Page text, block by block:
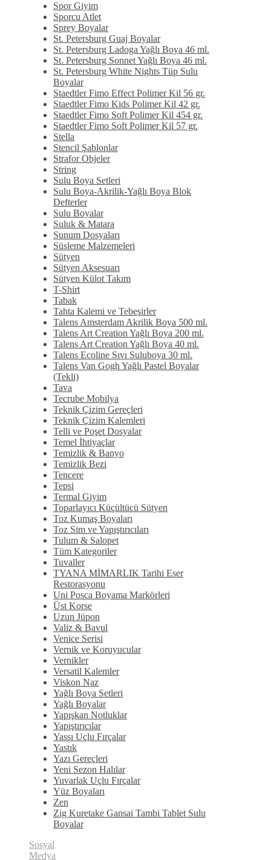
Spor Giyim
Sporcu Atlet
Sprey Boyalar
St. Petersburg Guaj Boyalar
St. Petersburg Ladoga Yağlı Boya 46 ml.
St. Petersburg Sonnet Yağlı Boya 46 ml.
St. Petersburg White Nights Tüp Sulu
Boyalar
Staedtler Fimo Effect Polimer Kil 56 gr.
Staedtler Fimo Kids Polimer Kil 42 gr.
Staedtler Fimo Soft Polimer Kil 454 gr.
Staedtler Fimo Soft Polimer Kil 57 gr.
Stella
Stencil Şablonlar
Strafor Objeler
String
Sulu Boya Setleri
Sulu Boya-Akrilik-Yağlı Boya Blok
Defterler
Sulu Boyalar
Suluk & Matara
Sunum Dosyaları
Süsleme Malzemeleri
Sütyen
Sütyen Aksesuarı
Sütyen Külot Takım
T-Shirt
Tabak
Tahta Kalemi ve Tebeşirler
Talens Amsterdam Akrilik Boya 500 ml.
Talens Art Creation Yağlı Boya 200 ml.
Talens Art Creation Yağlı Boya 40 ml.
Talens Ecoline Sıvı Suluboya 30 ml.
Talens Van Gogh Yağlı Pastel Boyalar
(Tekli)
Tava
Tecrube Mobilya
Teknik Çizim Gereçleri
Teknik Çizim Kalemleri
Telli ve Poşet Dosyalar
Temel İhtiyaçlar
Temizlik & Banyo
Temizlik Bezi
Tencere
Tepsi
Termal Giyim
Toparlayıcı Küçültücü Sütyen
Toz Kumaş Boyaları
Toz Sim ve Yapıştırıcıları
Tulum & Salopet
Tüm Kategoriler
Tuvaller
TYANA MİMARLIK Tarihi Eser
Restorasyonu
Uni Posca Boyama Markörleri
Üst Korse
Uzun Jüpon
Valiz & Bavul
Venice Serisi
Vernik ve Koruyucular
Vernikler
Versatil Kalemler
Viskon Naz
Yağlı Boya Setleri
Yağlı Boyalar
Yapışkan Notluklar
Yapıştırıcılar
Yassı Uçlu Fırçalar
Yastık
Yazı Gereçleri
Yeni Sezon Halılar
Yuvarlak Uçlu Fırçalar
Yüz Boyaları
Zen
​Zig Kuretake Gansai Tambi Tablet Sulu
Boyalar
Sosyal
Medya